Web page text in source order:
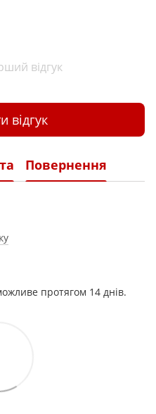
відгук
відгук
Повернення
протягом 14 днів.